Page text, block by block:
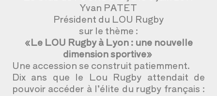
Yvan PATET
Président du LOU Rugby
sur le thème :
«Le LOU Rugby à Lyon : une nouvelle
dimension sportive»
Une accession se construit patiemment.
Dix ans que le Lou Rugby attendait de
pouvoir accéder à l’élite du rugby français :